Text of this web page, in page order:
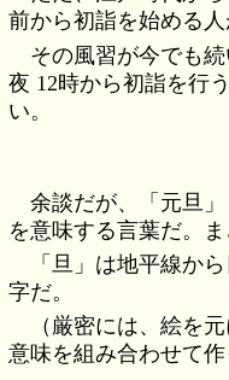
前から初詣を始める人
その風習が今でも
夜 12時から初詣を行
い。
余談だが、「元旦
を意味する言葉だ。
「旦」は地平線か
字だ。
（厳密には、絵を
意味を組み合わせて作